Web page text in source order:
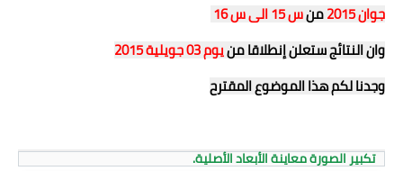
جوان 2015
منس 15 الى س 16
وان النتائج ستعلن إنطلاقا منيوم 03 جويلية 2015
وجدنا لكم هذا الموضوع المقترح
تكبير الصورةمعاينة الأبعاد الأصلية.